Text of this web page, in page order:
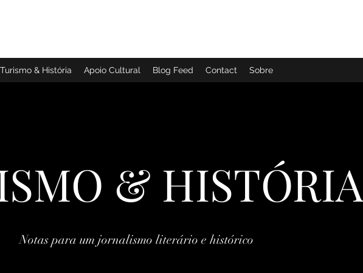
Turismo & História Apoio Cultural Blog Feed Contact Sobre
& HISTÓRIA
Notas para um jornalismo literário e histórico